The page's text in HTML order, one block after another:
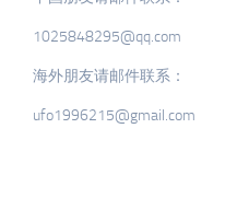
1025848295@qq.com
海外朋友请邮件联系：
ufo1996215@gmail.com